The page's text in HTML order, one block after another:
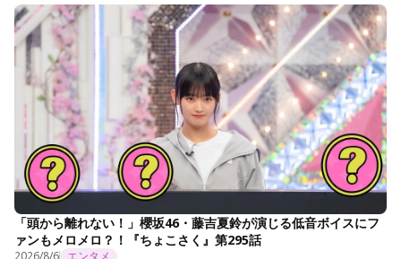
「頭から離れない！」櫻坂46・藤吉夏鈴が演じる低音ボイスにフ
ァンもメロメロ？！『ちょこさく』第295話